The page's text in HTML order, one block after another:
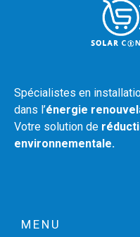
Spécialistes en
dans l’énergie
Votre solution de
environnementale.
MENU